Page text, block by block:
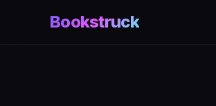
Bookstruck